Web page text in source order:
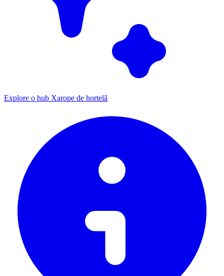
Explore o hub Xarope de hortelã